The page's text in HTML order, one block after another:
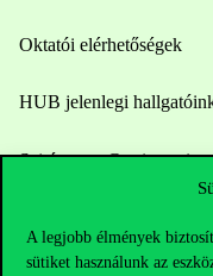
A legjobb élmények
sütiket használunk az
Oktatói elérhetőségek
HUB jelenlegi
Sajtó:press@uni-